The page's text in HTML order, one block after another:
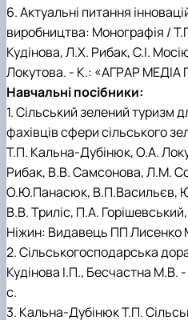
6. Актуальні питання
виробництва: Монографія /
Кудінова, Л.Х. Рибак, С.І.
Локутова. - К.: «АГРАР МЕДІА
Навчальні посібники:
1. Сільський зелений туризм
фахівців сфери сільського
Т.П. Кальна-Дубінюк, О.А.
Рибак, В.В. Самсонова, Л.М.
О.Ю.Панасюк, В.П.Васильєв,
В.В. Триліс, П.А.
Ніжин: Видавець ПП Лисенко
2. Сільськогосподарська
Кудінова І.П., Бесчастна
с.
3. Кальна-Дубінюк Т.П.